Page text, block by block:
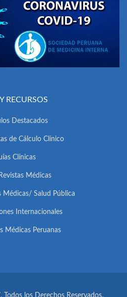
RECURSOS
Destacados
de Cálculo Clínico
Clínicas
Médicas
Médicas/ Salud Pública
Internacionales
Médicas Peruanas
los Derechos Reservados.